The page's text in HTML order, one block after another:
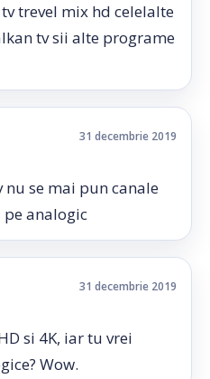
trevel mix hd celelalte
tv sii alte programe
31 decembrie 2019
se mai pun canale
pe analogic
31 decembrie 2019
si 4K, iar tu vrei
Wow.